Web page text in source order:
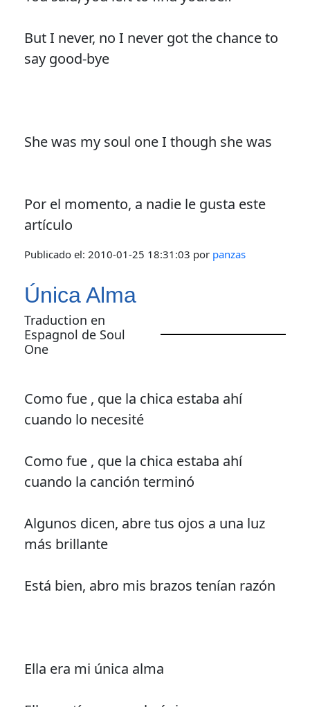
But I never, no I never got the chance to
say good-bye
She was my soul one I though she was
Por el momento, a nadie le gusta este
artículo
Publicado el: 2010-01-25 18:31:03 por panzas
Única Alma
Traduction en
Espagnol de Soul
One
Como fue , que la chica estaba ahí
cuando lo necesité
Como fue , que la chica estaba ahí
cuando la canción terminó
Algunos dicen, abre tus ojos a una luz
más brillante
Está bien, abro mis brazos tenían razón
Ella era mi única alma